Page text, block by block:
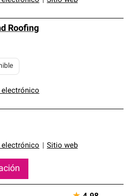
Roofing
electrónico
electrónico Sitio web